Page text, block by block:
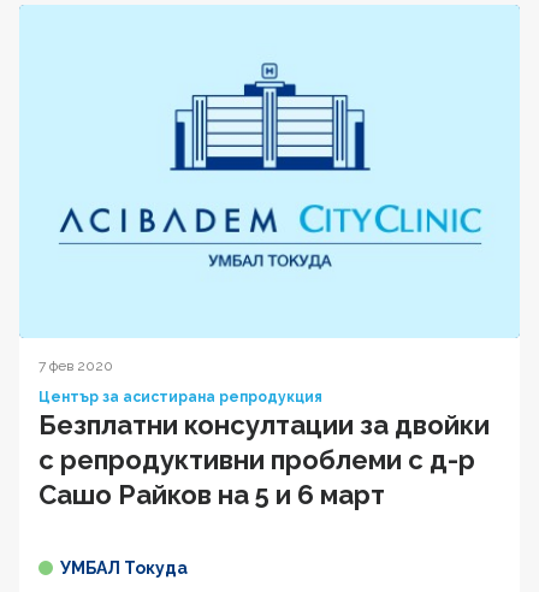
7 фев 2020
Център за асистирана репродукция
Безплатни консултации за двойки
с репродуктивни проблеми с д-р
Сашо Райков на 5 и 6 март
УМБАЛ Токуда